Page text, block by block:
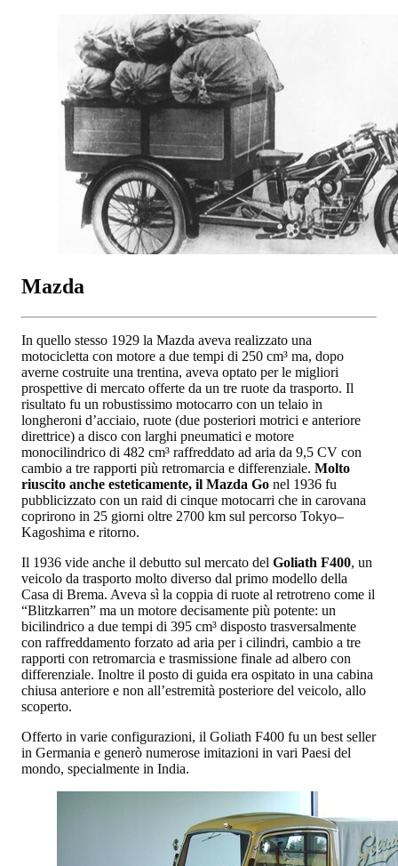
Mazda
In quello stesso 1929 la Mazda aveva realizzato una
motocicletta con motore a due tempi di 250 cm³ ma, dopo
averne costruite una trentina, aveva optato per le migliori
prospettive di mercato offerte da un tre ruote da trasporto. Il
risultato fu un robustissimo motocarro con un telaio in
longheroni d’acciaio, ruote (due posteriori motrici e anteriore
direttrice) a disco con larghi pneumatici e motore
monocilindrico di 482 cm³ raffreddato ad aria da 9,5 CV con
cambio a tre rapporti più retromarcia e differenziale. Molto
riuscito anche esteticamente, il Mazda Go nel 1936 fu
pubblicizzato con un raid di cinque motocarri che in carovana
coprirono in 25 giorni oltre 2700 km sul percorso Tokyo–
Kagoshima e ritorno.
Il 1936 vide anche il debutto sul mercato del Goliath F400, un
veicolo da trasporto molto diverso dal primo modello della
Casa di Brema. Aveva sì la coppia di ruote al retrotreno come il
“Blitzkarren” ma un motore decisamente più potente: un
bicilindrico a due tempi di 395 cm³ disposto trasversalmente
con raffreddamento forzato ad aria per i cilindri, cambio a tre
rapporti con retromarcia e trasmissione finale ad albero con
differenziale. Inoltre il posto di guida era ospitato in una cabina
chiusa anteriore e non all’estremità posteriore del veicolo, allo
scoperto.
Offerto in varie configurazioni, il Goliath F400 fu un best seller
in Germania e generò numerose imitazioni in vari Paesi del
mondo, specialmente in India.